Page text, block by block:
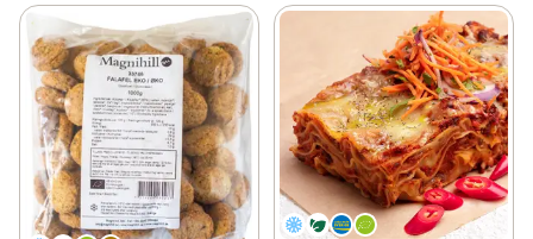
passar de lika bra i en hemmagjord rulle som på mackan
eller i tomatsåsen till pastan.